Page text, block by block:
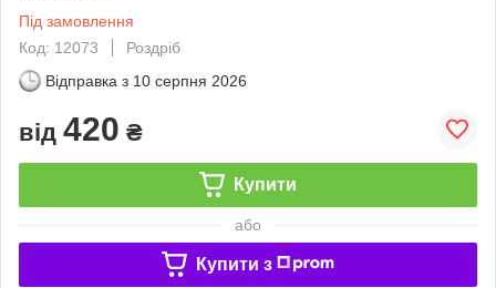
Під замовлення
Код: 12073
Роздріб
Відправка з 10 серпня 2026
від 420 ₴
Купити
або
Купити з